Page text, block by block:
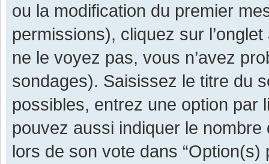
ou la modification du premier
permissions), cliquez sur l’onglet
ne le voyez pas, vous n’avez
sondages). Saisissez le titre du
possibles, entrez une option par
pouvez aussi indiquer le
lors de son vote dans “Option(s)